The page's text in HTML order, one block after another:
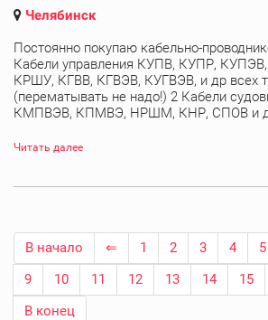
Челябинск
Постоянно покупаю кабельно-
Кабели управления КУПВ, КУПР,
КРШУ, КГВВ, КГВЭВ, КУГВЭВ, и др всех
(перематывать не надо!) 2 Кабели
КМПВЭВ, КПМВЭ, НРШМ, КНР, СПОВ и др
Читать далее
В начало ⇐ 1 2 3 4 5
9
10 11 12 13 14 15
В конец